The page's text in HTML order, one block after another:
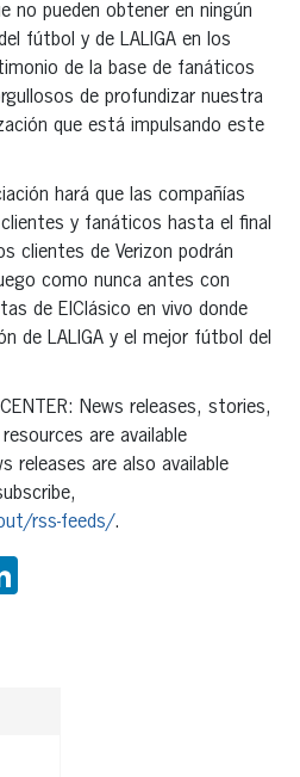
no pueden obtener en ningún
fútbol y de LALIGA en los
de la base de fanáticos
de profundizar nuestra
que está impulsando este
hará que las compañías
y fanáticos hasta el final
clientes de Verizon podrán
como nunca antes con
de ElClásico en vivo donde
de LALIGA y el mejor fútbol del
CENTER: News releases, stories,
are available
releases are also available
rss-feeds/.